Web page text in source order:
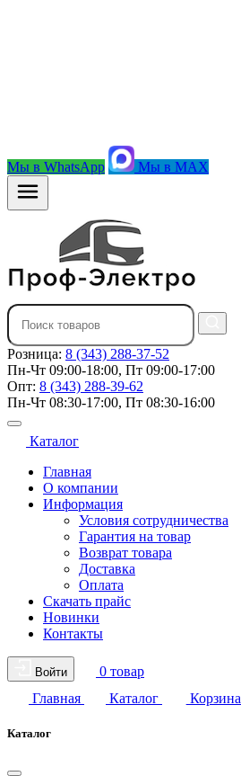
Мы в WhatsApp Мы в MAX
Розница: 8 (343) 288-37-52
Пн-Чт 09:00-18:00, Пт 09:00-17:00
Опт: 8 (343) 288-39-62
Пн-Чт 08:30-17:00, Пт 08:30-16:00
Каталог
Главная
О компании
Информация
Условия сотрудничества
Гарантия на товар
Возврат товара
Доставка
Оплата
Скачать прайс
Новинки
Контакты
Войти
0 товар
Главная
Каталог Корзина
Каталог